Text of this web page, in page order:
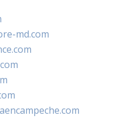
md.com